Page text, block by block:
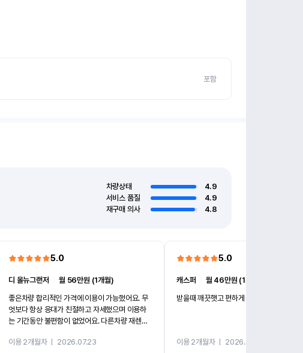
포함
차량상태
4.9
서비스 품질
4.9
재구매 의사
4.8
5.0
디 올뉴그랜저 ㅣ월 56만원 (1개월)
좋은차량 합리적인 가격에 이용이 가능했어요. 무
엇보다 항상 응대가 친절하고 자세했으며 이용하
는 기간동안 불편함이 없었어요. 다른차량 재렌트
카 렌트 고민없이 강추합니다!!
이용 2개월차ㅣ 2026.07.23
5.0
캐스퍼
월 46만원 (1개월)
받을때 깨끗햇고 편하게 잘이용했습니다!
이용 2개월차ㅣ 2026.07.08